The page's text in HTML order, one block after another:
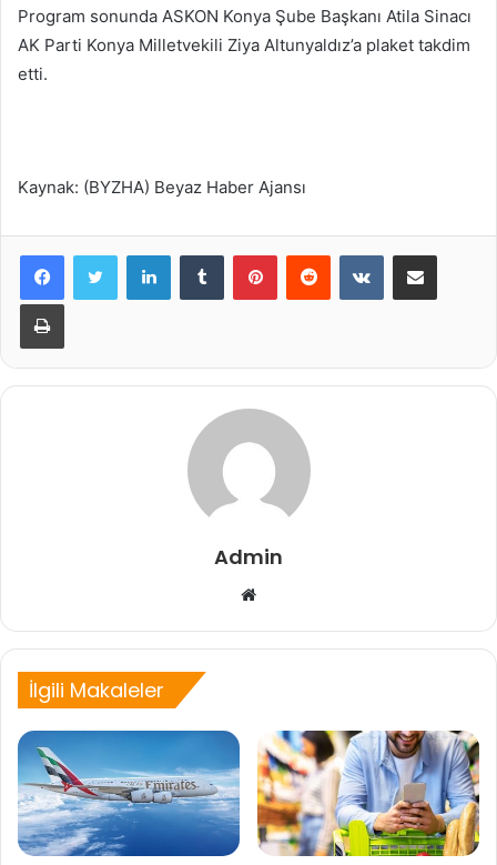
Program sonunda ASKON Konya Şube Başkanı Atila Sinacı
AK Parti Konya Milletvekili Ziya Altunyaldız’a plaket takdim
etti.
Kaynak: (BYZHA) Beyaz Haber Ajansı
LinkedInTumblr PinterestReddit VKontakteE-Posta ile paylaş
Yazdır
Admin
Web
İlgili Makaleler